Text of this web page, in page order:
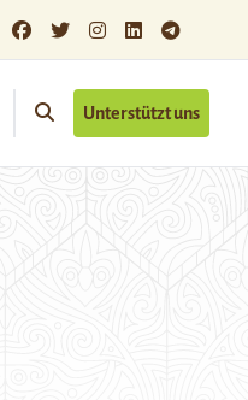
Unterstützt uns